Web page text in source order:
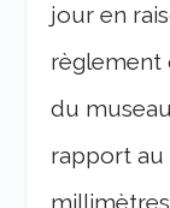
jour en
règlement
du
rapport au